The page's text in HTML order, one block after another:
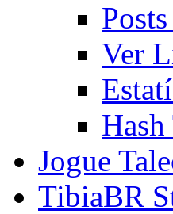
Ver
Jogue
TibiaBR